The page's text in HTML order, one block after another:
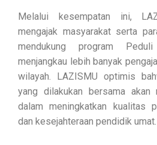
Melalui kesempatan ini,
mengajak masyarakat serta
mendukung program
menjangkau lebih banyak
wilayah. LAZISMU optimis
yang dilakukan bersama akan
dalam meningkatkan kualitas
dan kesejahteraan pendidik umat.